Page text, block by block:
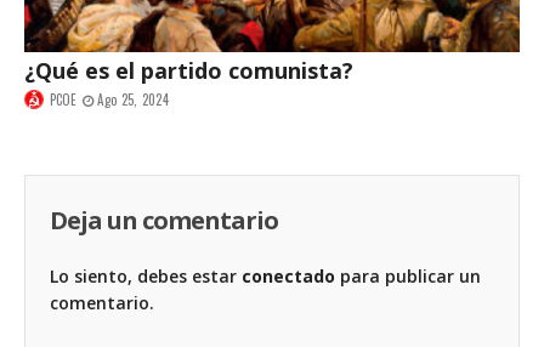
¿Qué es el partido comunista?
PCOE Ago 25, 2024
Deja un comentario
Lo siento, debes estar conectado para publicar un
comentario.